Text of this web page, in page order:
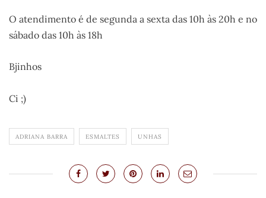
O atendimento é de segunda a sexta das 10h às 20h e no
sábado das 10h às 18h
Bjinhos
Ci ;)
ADRIANA BARRA ESMALTES UNHAS